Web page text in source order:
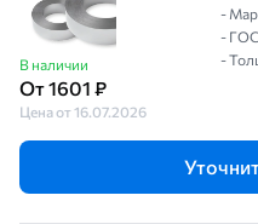
В наличии
От 1601 ₽
Цена от 16.07.2026
-
-
-